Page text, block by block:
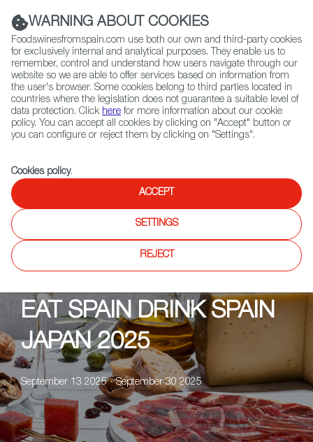
(+34) 913 497 100 |
Contact FWS Worldwide
Search
Home Upcoming Events
イベント
VINO RUSSAFA ヴィノ・ルサファ
EAT SPAIN DRINK SPAIN
JAPAN 2025
September 13 2025 - September 30 2025
WARNING ABOUT COOKIES
Foodswinesfromspain.com use both our own and third-party cookies
for exclusively internal and analytical purposes. They enable us to
remember, control and understand how users navigate through our
website so we are able to offer services based on information from
the user's browser. Some cookies belong to third parties located in
countries where the legislation does not guarantee a suitable level of
data protection. Click here for more information about our cookie
policy. You can accept all cookies by clicking on "Accept" button or
you can configure or reject them by clicking on "Settings".
Cookies policy.
ACCEPT
SETTINGS
REJECT